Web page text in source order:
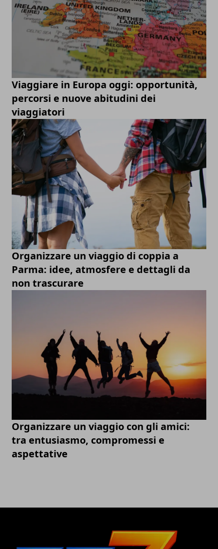
Viaggiare in Europa oggi: opportunità,
percorsi e nuove abitudini dei
viaggiatori
Organizzare un viaggio di coppia a
Parma: idee, atmosfere e dettagli da
non trascurare
Organizzare un viaggio con gli amici:
tra entusiasmo, compromessi e
aspettative